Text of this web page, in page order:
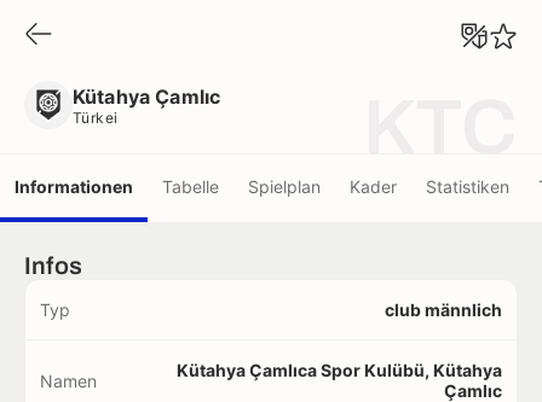
Kütahya Çamlıc
Türkei
Informationen Tabelle Spielplan Kader Statistiken
Infos
Typ club männlich
Namen
Kütahya Çamlıca Spor Kulübü, Kütahya
Çamlıc